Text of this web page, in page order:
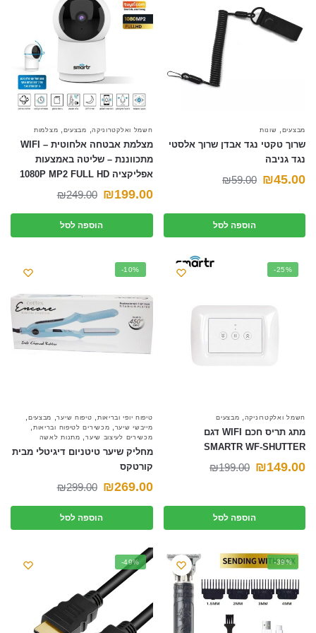
מבצעים , שונות
שרוך טקטי נגד אבדן שרוך אלסטי
נגד גניבה
₪59.00
המחיר
היה:
₪59.00.
₪45.00
המחיר
הוא:
₪45.00.
הוספה לסל
חשמל ואלקטרוניקה, מבצעים , מצלמות
מצלמת אבטחה אלחוטית – WIFI
מתכווננת – שליטה באמצעות
אפליקציה 1080P MP2 FULL HD
₪249.00
המחיר
המקורי
היה:
₪199.00
המחיר
הנוכחי
הוא:
הוספה לסל
-25%
חשמל ואלקטרוניקה מבצעים
מתג תריס חכם WIFI דגם
SMARTR WF-SHUTTER
₪199.00
המחיר
היה:
₪199.00.
₪149.00
המחיר
הוא:
₪149.00.
הוספה לסל
-10%
טיפוח יופי ובריאות טיפוח שיער, מבצעים
מייבשי שיער מכשירים לטיפוח ובריאות
מכשירים לעיצוב שיער, מתנות לאשה
מחליק שיער טיטניום דיגיטלי מבית
קורטקס
₪299.00
המחיר
המקורי
היה:
₪269.00
המחיר
הנוכחי
הוא:
הוספה לסל
-39%
-49%